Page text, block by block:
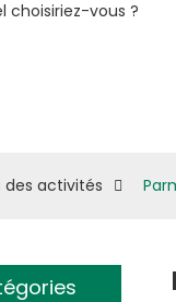
des activités